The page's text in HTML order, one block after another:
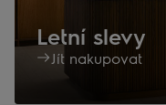
Letní slevy
Jít nakupovat